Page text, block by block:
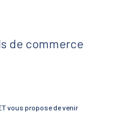
de commerce
vous propose de venir